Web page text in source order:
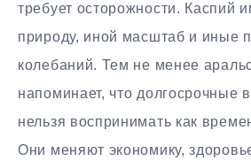
требует осторожности. Каспий
природу, иной масштаб и иные
колебаний. Тем не менее
напоминает, что долгосрочные
нельзя воспринимать как
Они меняют экономику,